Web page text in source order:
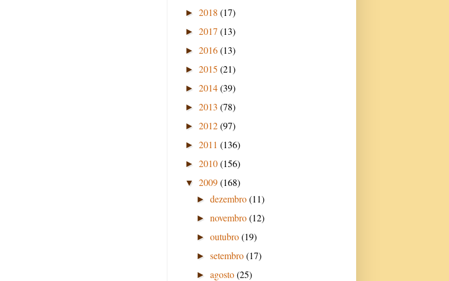
► 2018 (17)
► 2017 (13)
► 2016(13)
► 2015 (21)
► 2014(39)
► 2013 (78)
► 2012(97)
► 2011 (136)
► 2010(156)
▼ 2009(168)
►dezembro(11)
►novembro(12)
►outubro(19)
►setembro(17)
►agosto(25)